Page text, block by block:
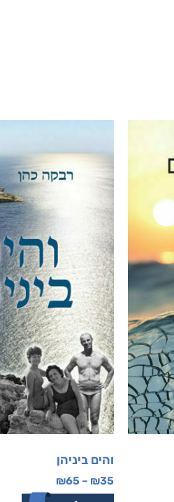
והים ביניהן
₪35
–
₪65